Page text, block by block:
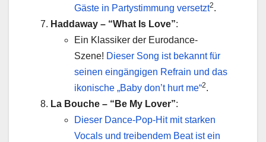
Gäste in Partystimmung versetzt2.
Haddaway – “What Is Love”:
Ein Klassiker der Eurodance-
Szene! Dieser Song ist bekannt für
seinen eingängigen Refrain und das
ikonische „Baby don’t hurt me“2.
La Bouche – “Be My Lover”:
Dieser Dance-Pop-Hit mit starken
Vocals und treibendem Beat ist ein